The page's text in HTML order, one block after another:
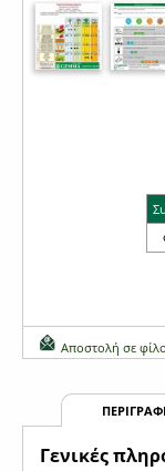
Αποστολή σε φίλο
Γενικές